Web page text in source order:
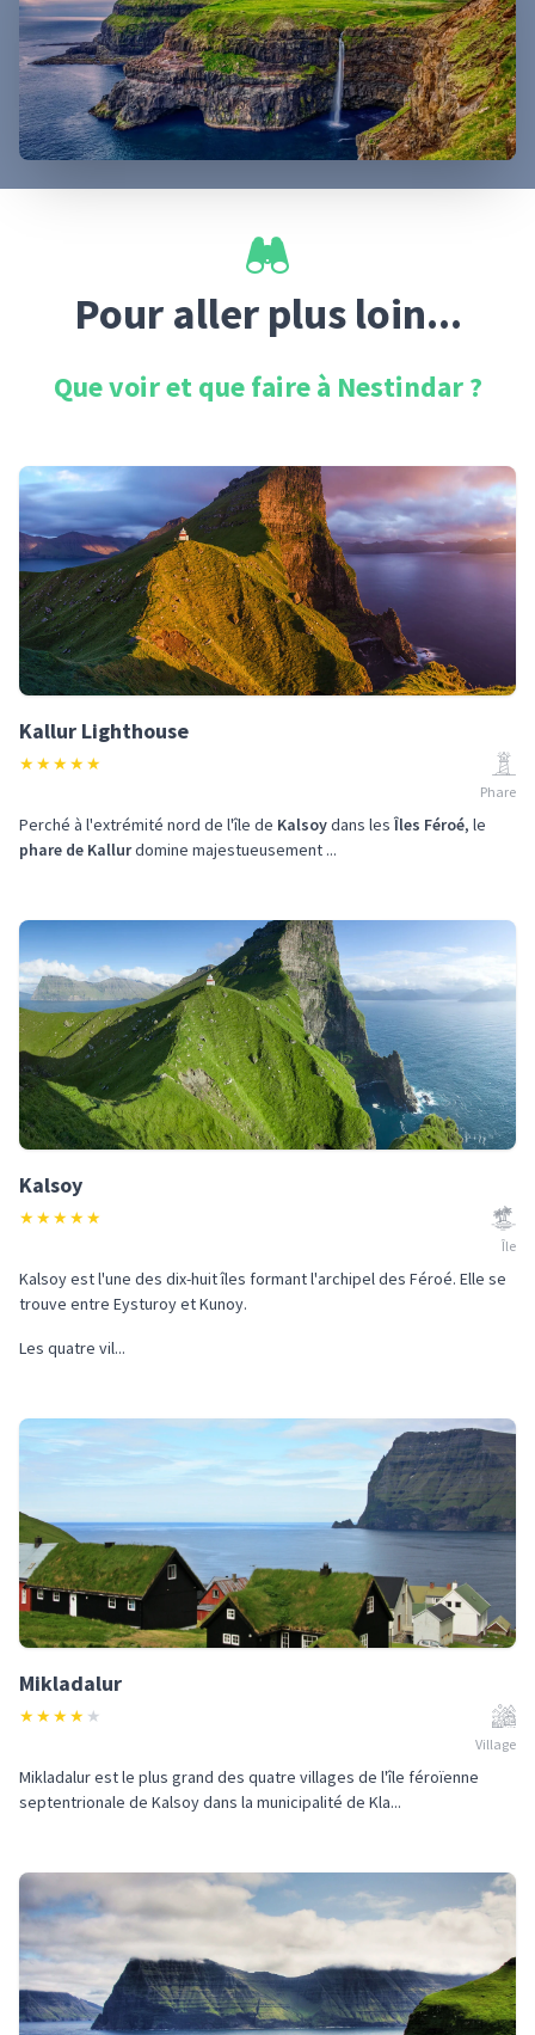
Pour aller plus loin...
Que voir et que faire à Nestindar?
Kallur Lighthouse
★★★★★
Phare
Perché à l'extrémité nord de l'île de Kalsoydans les Îles Féroé, le
phare de Kallurdomine majestueusement ...
Kalsoy
★★★★★
Île
Kalsoy est l'une des dix-huit îles formant l'archipel des Féroé. Elle se
trouve entre Eysturoy et Kunoy.
Les quatre vil...
Mikladalur
★★★★ ★
Village
Mikladalur est le plus grand des quatre villages de l'île féroïenne
septentrionale de Kalsoy dans la municipalité de Kla...